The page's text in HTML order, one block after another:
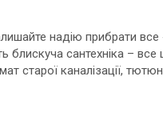
надію прибрати все
блискуча сантехніка –
старої каналізації,